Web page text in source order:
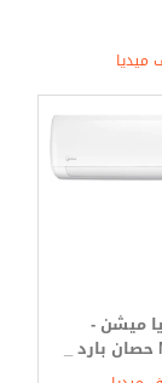
ميديا
ميشن -
Mission 1.5 حصان بارد _